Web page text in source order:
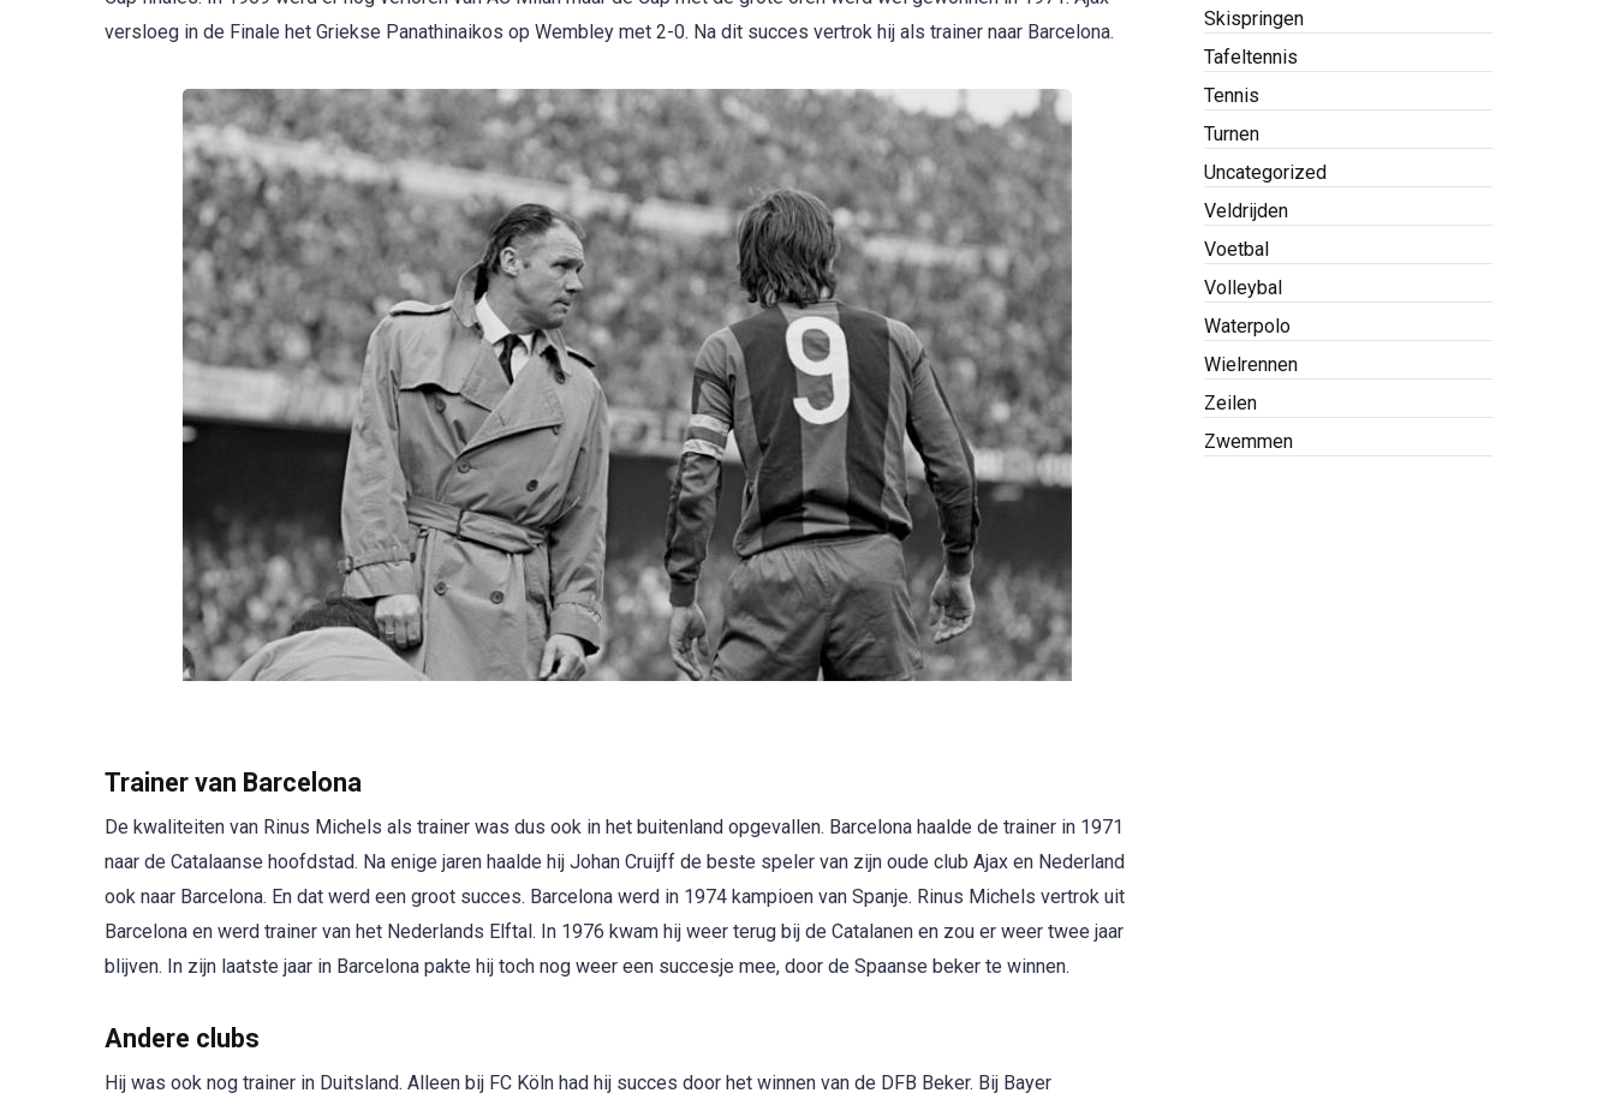
versloeg in de Finale het Griekse Panathinaikos op Wembley met 2-0. Na dit succes vertrok hij als trainer naar Barcelona.
Trainer van Barcelona
De kwaliteiten van Rinus Michels als trainer was dus ook in het buitenland opgevallen. Barcelona haalde de trainer in 1971
naar de Catalaanse hoofdstad. Na enige jaren haalde hij Johan Cruijff de beste speler van zijn oude club Ajax en Nederland
ook naar Barcelona. En dat werd een groot succes. Barcelona werd in 1974 kampioen van Spanje. Rinus Michels vertrok uit
Barcelona en werd trainer van het Nederlands Elftal. In 1976 kwam hij weer terug bij de Catalanen en zou er weer twee jaar
blijven. In zijn laatste jaar in Barcelona pakte hij toch nog weer een succesje mee, door de Spaanse beker te winnen.
Andere clubs
Hij was ook nog trainer in Duitsland. Alleen bij FC Köln had hij succes door het winnen van de DFB Beker. Bij Bayer
Skispringen
Tafeltennis
Tennis
Turnen
Uncategorized
Veldrijden
Voetbal
Volleybal
Waterpolo
Wielrennen
Zeilen
Zwemmen